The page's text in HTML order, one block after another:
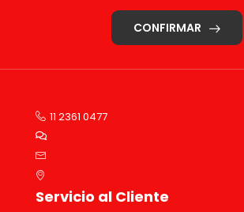
CONFIRMAR
11 2361 0477
Servicio al Cliente